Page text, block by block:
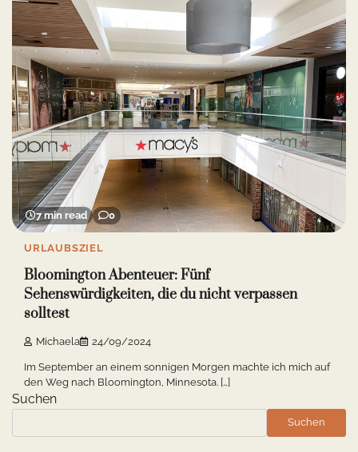
7 min read 0
URLAUBSZIEL
Bloomington Abenteuer: Fünf
Sehenswürdigkeiten, die du nicht verpassen
solltest
Michaela 24/09/2024
Im September an einem sonnigen Morgen machte ich mich auf
den Weg nach Bloomington, Minnesota. […]
Suchen
Suchen